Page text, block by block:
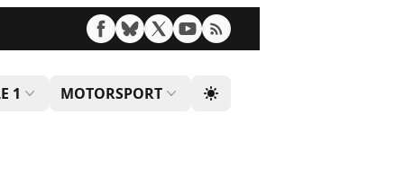
1 MOTORSPORT